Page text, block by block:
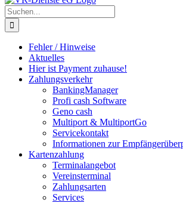
Suche
nach:
Fehler / Hinweise
Aktuelles
Hier ist Payment zuhause!
Zahlungsverkehr
BankingManager
Profi cash Software
Geno cash
Multiport & MultiportGo
Servicekontakt
Informationen zur
Kartenzahlung
Terminalangebot
Vereinsterminal
Zahlungsarten
Services